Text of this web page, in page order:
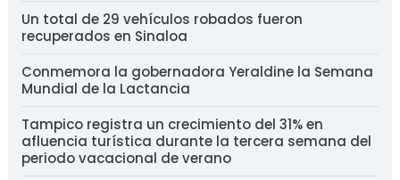
Un total de 29 vehículos robados fueron
recuperados en Sinaloa
Conmemora la gobernadora Yeraldine la Semana
Mundial de la Lactancia
Tampico registra un crecimiento del 31% en
afluencia turística durante la tercera semana del
periodo vacacional de verano